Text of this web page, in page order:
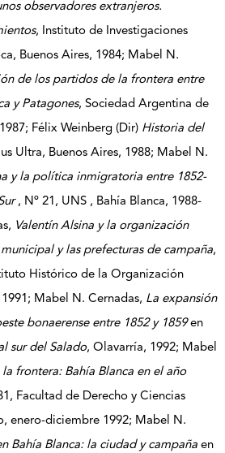
observadores extranjeros.
, Instituto de Investigaciones
Buenos Aires, 1984; Mabel N.
de los partidos de la frontera entre
y Patagones, Sociedad Argentina de
Félix Weinberg (Dir) Historia del
Ultra, Buenos Aires, 1988; Mabel N.
y la política inmigratoria entre 1852-
, Nº 21, UNS , Bahía Blanca, 1988-
Valentín Alsina y la organización
y las prefecturas de campaña,
Histórico de la Organización
Mabel N. Cernadas, La expansión
bonaerense entre 1852 y 1859en
sur del Salado, Olavarría, 1992; Mabel
la frontera: Bahía Blanca en el año
Facultad de Derecho y Ciencias
enero-diciembre 1992; Mabel N.
Bahía Blanca: la ciudad y campaña en